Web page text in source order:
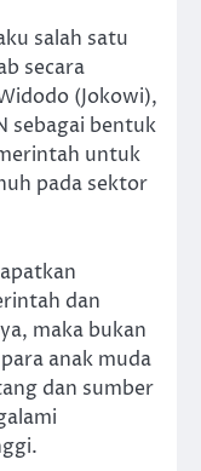
salah satu
secara
(Jokowi),
sebagai bentuk
untuk
pada sektor
dan
maka bukan
anak muda
dan sumber